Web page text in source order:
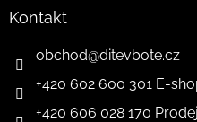
Kontakt
obchod@ditevbote.cz
+420 602 600 301 E-
+420 606 028 170